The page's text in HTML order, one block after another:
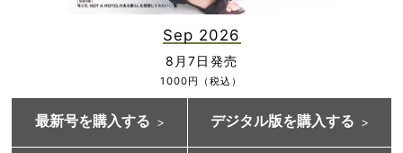
Sep 2026
8月7日発売
1000円（税込）
最新号を購入する デジタル版を購入する